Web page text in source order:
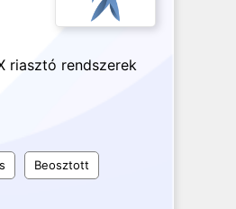
riasztó rendszerek
Beosztott